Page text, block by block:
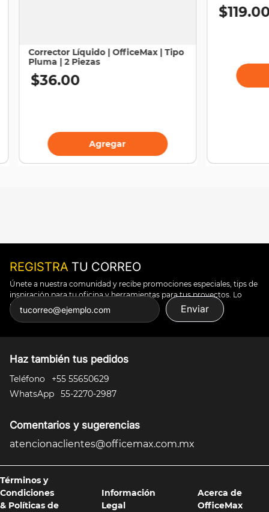
Corrector Líquido | OfficeMax | Tipo
Pluma | 2 Piezas
$36.00
Agregar
$119.
REGISTRA TU CORREO
Únete a nuestra comunidad y recibe promociones especiales, tips de
inspiración para tu oficina y herramientas para tus proyectos. Lo
puedes todo.
Enviar
Haz también tus pedidos
Teléfono
+55 55650629
WhatsApp
55-2270-2987
Comentarios y sugerencias
atencionaclientes@officemax.com.mx
Términos y
Condiciones
& Políticas de
Información
Legal
Acerca de
OfficeMax